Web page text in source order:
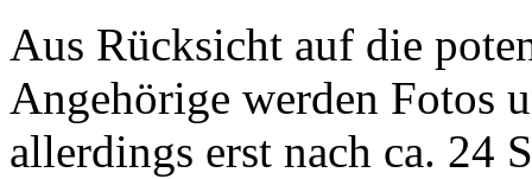
Aus Rücksicht auf die
Angehörige werden Fotos
allerdings erst nach ca. 24